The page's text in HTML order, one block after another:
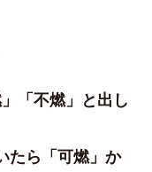
「不燃」と出し
たら「可燃」か